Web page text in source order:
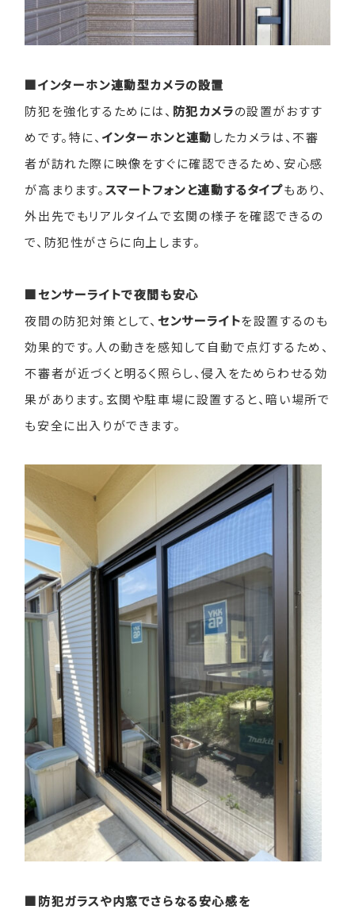
■インターホン連動型カメラの設置
防犯を強化するためには、 防犯カメラの設置がおすす
めです。特に、 インターホンと連動したカメラは、不審
者が訪れた際に映像をすぐに確認できるため、安心感
が高まります。スマートフォンと連動するタイプもあり、
外出先でもリアルタイムで玄関の様子を確認できるの
で、防犯性がさらに向上します。
■センサーライトで夜間も安心
夜間の防犯対策として、 センサーライトを設置するのも
効果的です。人の動きを感知して自動で点灯するため、
不審者が近づくと明るく照らし、侵入をためらわせる効
果があります。玄関や駐車場に設置すると、暗い場所で
も安全に出入りができます。
■防犯ガラスや内窓でさらなる安心感を